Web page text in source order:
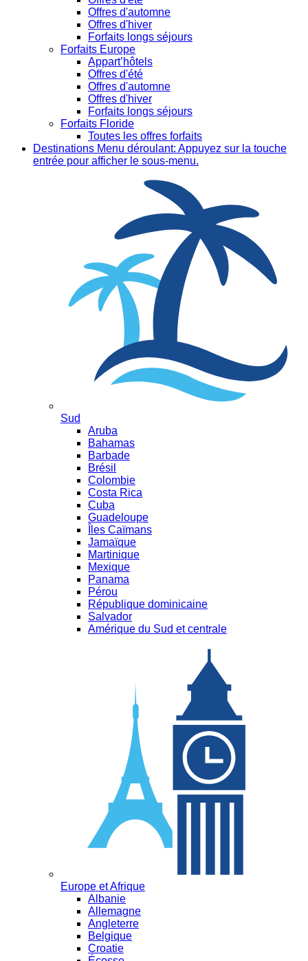
Offres d'automne
Offres d'hiver
Forfaits longs séjours
Forfaits Europe
Appart’hôtels
Offres d'été
Offres d'automne
Offres d'hiver
Forfaits longs séjours
Forfaits Floride
Toutes les offres forfaits
Destinations Menu déroulant: Appuyez sur la touche
entrée pour afficher le sous-menu.
Sud
Aruba
Bahamas
Barbade
Brésil
Colombie
Costa Rica
Cuba
Guadeloupe
Îles Caïmans
Jamaïque
Martinique
Mexique
Panama
Pérou
République dominicaine
Salvador
Amérique du Sud et centrale
Europe et Afrique
Albanie
Allemagne
Angleterre
Belgique
Croatie